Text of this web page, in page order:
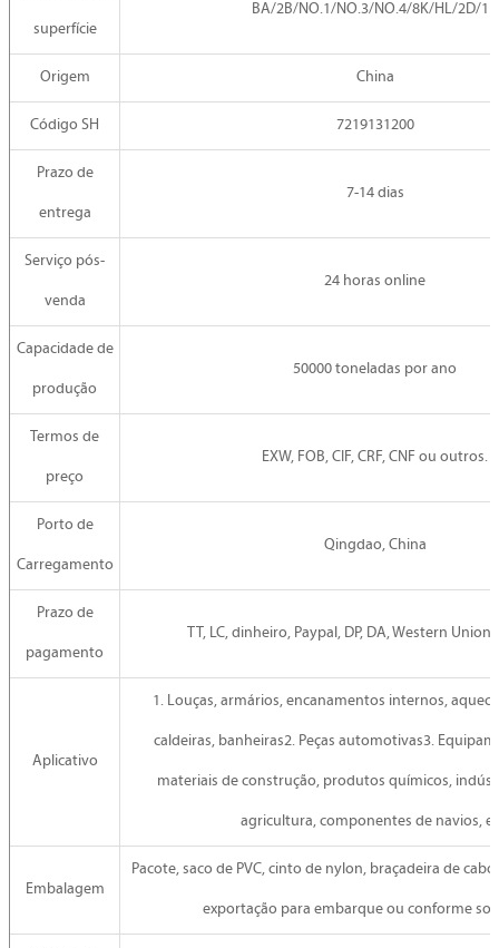
superfície
BA/2B/NO.1/NO.3/NO.4/8K/HL/2D/1D
Origem China
Código SH 7219131200
Prazo de
entrega
7-14 dias
Serviço pós-
venda
24 horas online
Capacidade de
produção
50000 toneladas por ano
Termos de
preço
EXW, FOB, CIF, CRF, CNF ou outros.
Porto de
Carregamento
Qingdao, China
Prazo de
pagamento
TT, LC, dinheiro, Paypal, DP, DA, Western
Aplicativo
1. Louças, armários, encanamentos internos,
caldeiras, banheiras2. Peças automotivas3.
materiais de construção, produtos químicos,
agricultura, componentes de navios,
Embalagem
Pacote, saco de PVC, cinto de nylon, braçadeira de
exportação para embarque ou conforme